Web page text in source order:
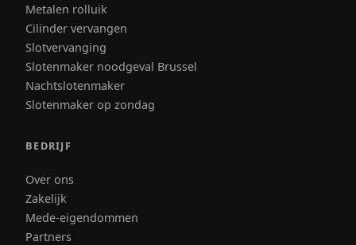
Metalen rolluik
Cilinder vervangen
Slotvervanging
Slotenmaker noodgeval Brussel
Nachtslotenmaker
Slotenmaker op zondag
BEDRIJF
Over ons
Zakelijk
Mede-eigendommen
Partners